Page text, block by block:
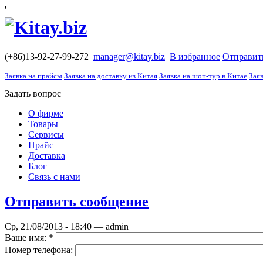
'
(+86)13-92-27-99-272 manager@kitay.biz В избранное
Заявка на прайсы Заявка на доставку из Китая Заявка на шоп-тур в Китае
Задать вопрос
О фирме
Товары
Сервисы
Прайс
Доставка
Блог
Связь с нами
Отправить сообщение
Ср, 21/08/2013 - 18:40 — admin
Ваше имя: *
Номер телефона: